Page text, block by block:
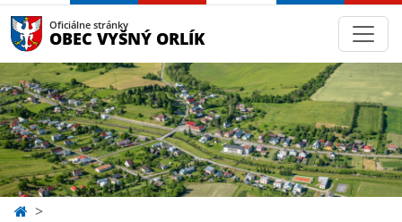
Oficiálne stránky
OBEC VYŠNÝ ORLÍK